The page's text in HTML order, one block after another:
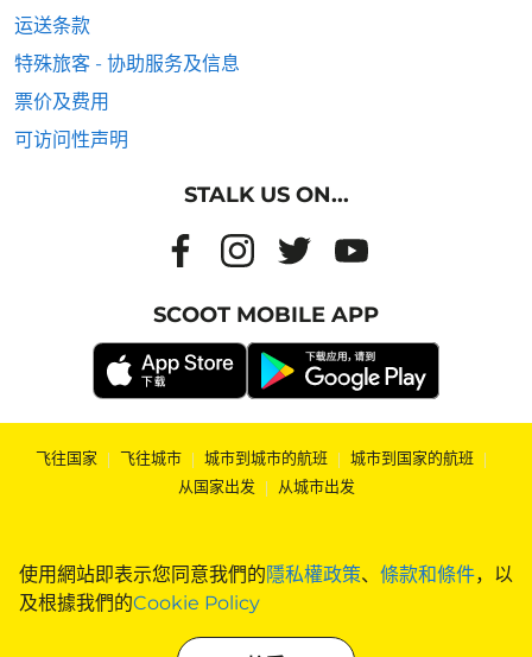
使用網站即表示您同意我們的隱私權政策、 條款和條件，以
及根據我們的Cookie Policy
运送条款
特殊旅客 - 协助服务及信息
票价及费用
可访问性声明
STALK US ON...
SCOOT MOBILE APP
飞往国家 | 飞往城市 | 城市到城市的航班 | 城市到国家的航班 |
从国家出发 | 从城市出发